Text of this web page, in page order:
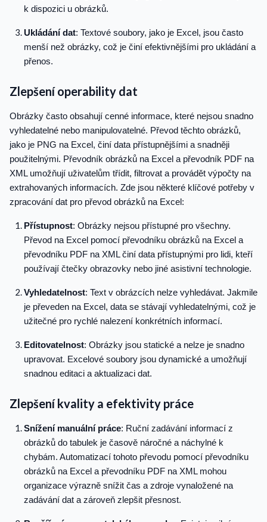
k dispozici u obrázků.
Ukládání dat: Textové soubory, jako je Excel, jsou často
menší než obrázky, což je činí efektivnějšími pro ukládání a
přenos.
Zlepšení operability dat
Obrázky často obsahují cenné informace, které nejsou snadno
vyhledatelné nebo manipulovatelné. Převod těchto obrázků,
jako je PNG na Excel, činí data přístupnějšími a snadněji
použitelnými. Převodník obrázků na Excel a převodník PDF na
XML umožňují uživatelům třídit, filtrovat a provádět výpočty na
extrahovaných informacích. Zde jsou některé klíčové potřeby v
zpracování dat pro převod obrázků na Excel:
Přístupnost: Obrázky nejsou přístupné pro všechny.
Převod na Excel pomocí převodníku obrázků na Excel a
převodníku PDF na XML činí data přístupnými pro lidi, kteří
používají čtečky obrazovky nebo jiné asistivní technologie.
Vyhledatelnost: Text v obrázcích nelze vyhledávat. Jakmile
je převeden na Excel, data se stávají vyhledatelnými, což je
užitečné pro rychlé nalezení konkrétních informací.
Editovatelnost: Obrázky jsou statické a nelze je snadno
upravovat. Excelové soubory jsou dynamické a umožňují
snadnou editaci a aktualizaci dat.
Zlepšení kvality a efektivity práce
Snížení manuální práce: Ruční zadávání informací z
obrázků do tabulek je časově náročné a náchylné k
chybám. Automatizací tohoto převodu pomocí převodníku
obrázků na Excel a převodníku PDF na XML mohou
organizace výrazně snížit čas a zdroje vynaložené na
zadávání dat a zároveň zlepšit přesnost.